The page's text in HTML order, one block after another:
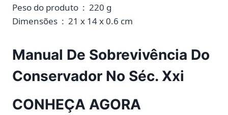
Peso do produto ‏ : ‎ 220 g
Dimensões ‏ : ‎ 21 x 14 x 0.6 cm
Manual De Sobrevivência Do
Conservador No Séc. Xxi
CONHEÇA AGORA